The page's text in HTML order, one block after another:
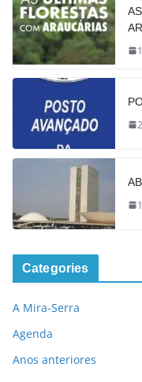
Categories
A Mira-Serra
Agenda
Anos anteriores